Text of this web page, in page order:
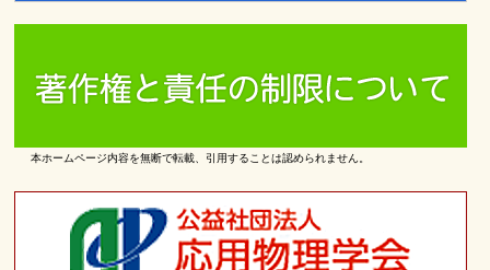
本ホームページ内容を無断で転載、引用することは認められません。